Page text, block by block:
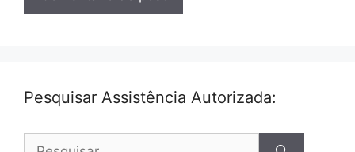
Pesquisar Assistência Autorizada: